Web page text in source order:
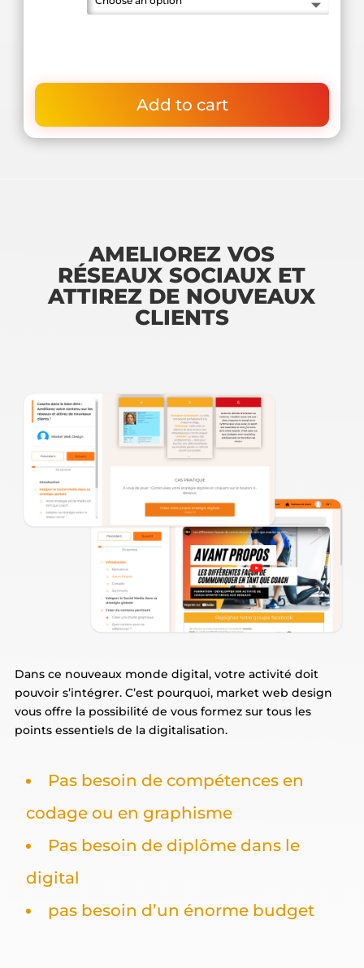
Add to cart
AMELIOREZ VOS
RÉSEAUX SOCIAUX ET
ATTIREZ DE NOUVEAUX
CLIENTS
Dans ce nouveaux monde digital, votre activité doit
pouvoir s’intégrer. C’est pourquoi, market web design
vous offre la possibilité de vous formez sur tous les
points essentiels de la digitalisation.
Pas besoin de compétences en
codage ou en graphisme
Pas besoin de diplôme dans le
digital
pas besoin d’un énorme budget